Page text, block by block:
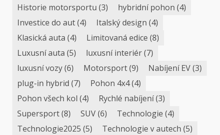
Historie motorsportu (3) hybridní pohon (4)
Investice do aut(4) Italský design (4)
Klasická auta (4) Limitovaná edice (8)
Luxusní auta (5) luxusní interiér(7)
luxusní vozy(6) Motorsport(9) Nabíjení EV(3)
plug-in hybrid (7) Pohon 4x4(4)
Pohon všech kol (4) Rychlé nabíjení(3)
Supersport(8) SUV(6) Technologie (4)
Technologie2025 (5) Technologie v autech (5)